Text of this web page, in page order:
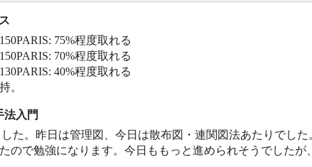
75%程度取れる
70%程度取れる
40%程度取れる
。
法入門
した。昨日は管理図、今日は散布図・連関図法あたりでし
ので勉強になります。今日ももっと進められそうでした